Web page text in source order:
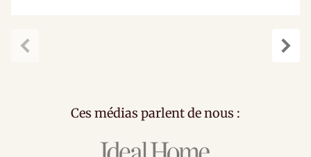
Ces médias parlent de nous :